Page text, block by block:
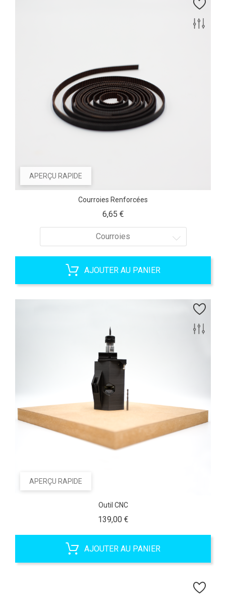
APERÇU RAPIDE
Courroies Renforcées
6,65 €Prix
Courroies
AJOUTER AU PANIER
APERÇU RAPIDE
Outil CNC
139,00 €Prix
AJOUTER AU PANIER